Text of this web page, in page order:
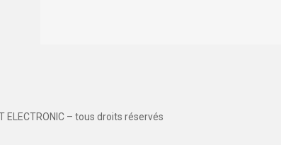
ELECTRONIC – tous droits réservés